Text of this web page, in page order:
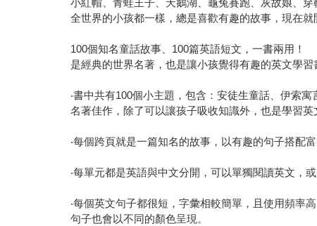
小紅帽、青蛙王子、天鵝湖、龜兔賽跑、灰故娘、
全世界的小孩都一樣，總是喜歡有趣的故事，現在就
100個知名童話故事、100篇英語短文，一書兩用！
是經典的世界名著，也是讓小孩覺得有趣的英文學習
‧書中共有100個小主題，包含：安徒生童話、伊索
名著佳作，除了可以讓孩子吸收知識外，也是學習英
‧每個跨頁就是一篇知名的故事，以有趣的句子搭配
‧每單元都是英語與中文分開，可以單獨閱讀英文，
‧每個英文句子都很短，字彙相較簡單，且使用頻率
句子也會以不同的顏色呈現。